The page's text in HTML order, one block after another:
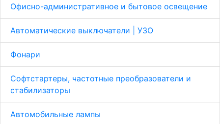
Офисно-административное и бытовое освещение
Автоматические выключатели | УЗО
Фонари
Софтстартеры, частотные преобразователи и
стабилизаторы
Автомобильные лампы